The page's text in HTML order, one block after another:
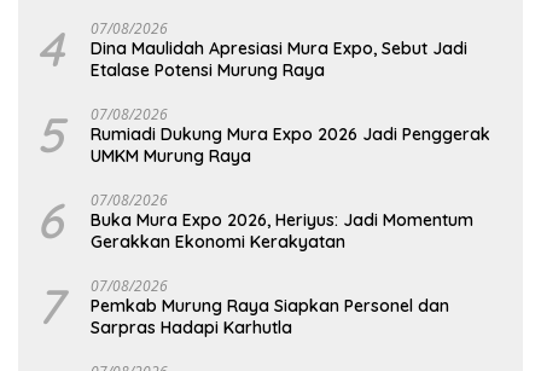
4 07/08/2026
Dina Maulidah Apresiasi Mura Expo, Sebut Jadi
Etalase Potensi Murung Raya
5 07/08/2026
Rumiadi Dukung Mura Expo 2026 Jadi Penggerak
UMKM Murung Raya
6 07/08/2026
Buka Mura Expo 2026, Heriyus: Jadi Momentum
Gerakkan Ekonomi Kerakyatan
7 07/08/2026
Pemkab Murung Raya Siapkan Personel dan
Sarpras Hadapi Karhutla